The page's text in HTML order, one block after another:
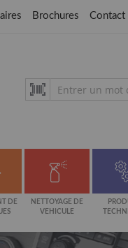
Brochures Contact
DE
NETTOYAGE DE
VEHICULE